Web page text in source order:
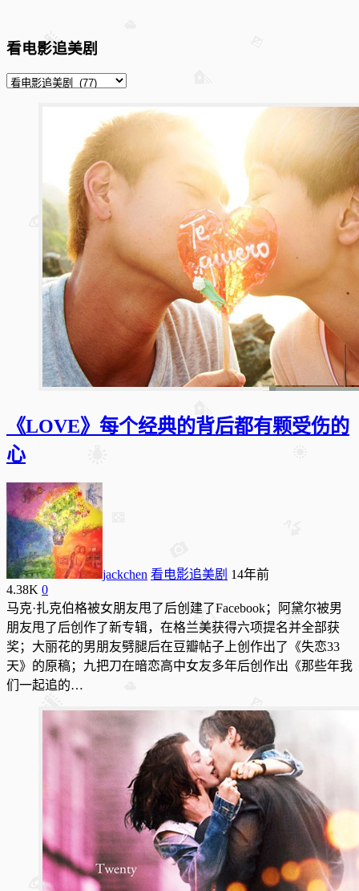
看电影追美剧
《LOVE》每个经典的背后都有颗受伤的
心
jackchen 看电影追美剧 14年前
4.38K 0
马克·扎克伯格被女朋友甩了后创建了Facebook；阿黛尔被男
朋友甩了后创作了新专辑，在格兰美获得六项提名并全部获
奖；大丽花的男朋友劈腿后在豆瓣帖子上创作出了《失恋33
天》的原稿；九把刀在暗恋高中女友多年后创作出《那些年我
们一起追的…